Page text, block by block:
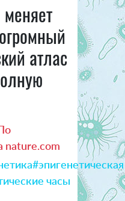
атлас
nature.com
#эпигенетическая
часы